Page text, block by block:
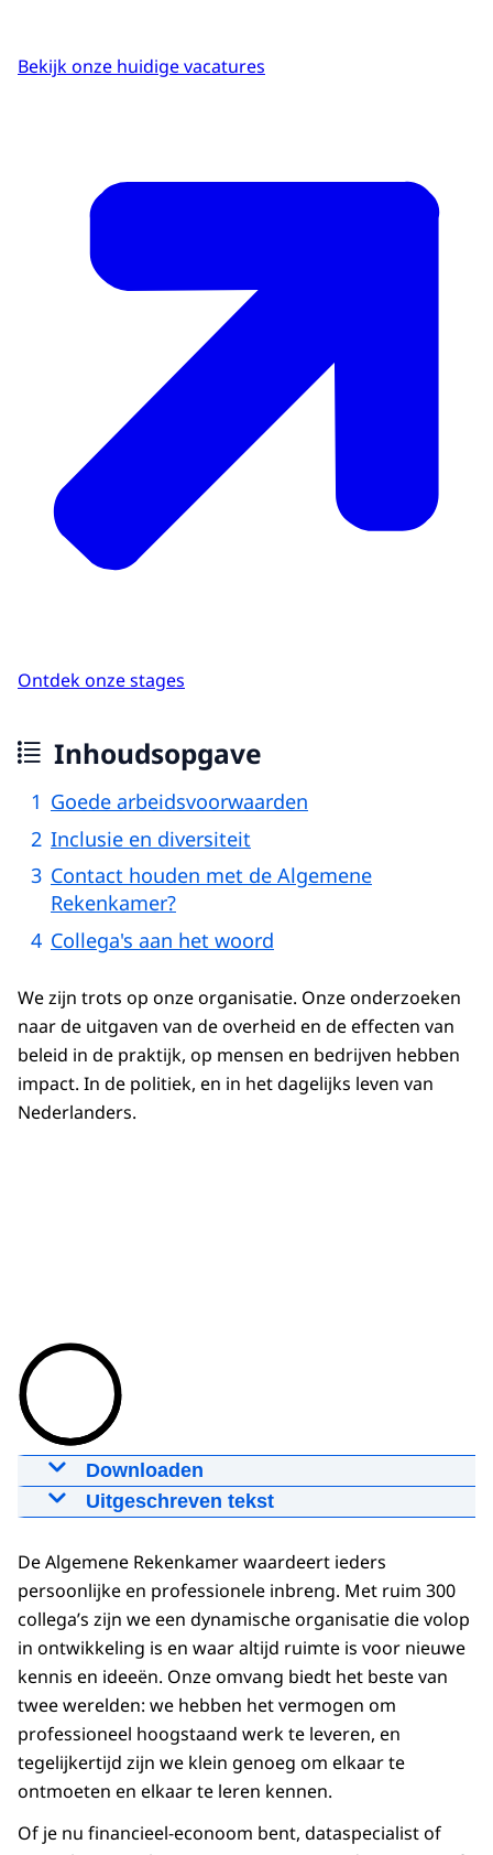
Bekijk onze huidige vacatures
Ontdek onze stages
Inhoudsopgave
Goede arbeidsvoorwaarden
Inclusie en diversiteit
Contact houden met de Algemene
Rekenkamer?
Collega's aan het woord
We zijn trots op onze organisatie. Onze onderzoeken
naar de uitgaven van de overheid en de effecten van
beleid in de praktijk, op mensen en bedrijven hebben
impact. In de politiek, en in het dagelijks leven van
Nederlanders.
Downloaden
Werken bij de Algemene Rekenkamer
Download
Ondertiteling
srt 2.2 KB
Download
Uitgeschreven tekst
Honderden miljarden aan belastinggeld.
00:00:05:07 - 00:00:08:00
Worden die zinvol besteed?
00:00:08:00 - 00:00:10:18
Dát onderzoekt de Algemene Rekenkamer.
00:00:10:18 - 00:00:13:03
Wij zijn het geweten van de rijksoverheid
en bewaken de portemonnee van
De Algemene Rekenkamer waardeert ieders
persoonlijke en professionele inbreng. Met ruim 300
collega’s zijn we een dynamische organisatie die volop
in ontwikkeling is en waar altijd ruimte is voor nieuwe
kennis en ideeën. Onze omvang biedt het beste van
twee werelden: we hebben het vermogen om
professioneel hoogstaand werk te leveren, en
tegelijkertijd zijn we klein genoeg om elkaar te
ontmoeten en elkaar te leren kennen.
Of je nu financieel-econoom bent, dataspecialist of